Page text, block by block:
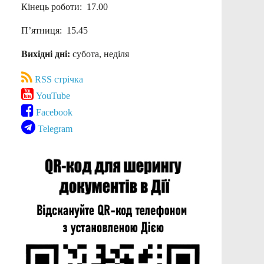
Кінець роботи: 17.00
П’ятниця: 15.45
Вихідні дні: субота, неділя
RSS стрічка
YouTube
Facebook
Telegram